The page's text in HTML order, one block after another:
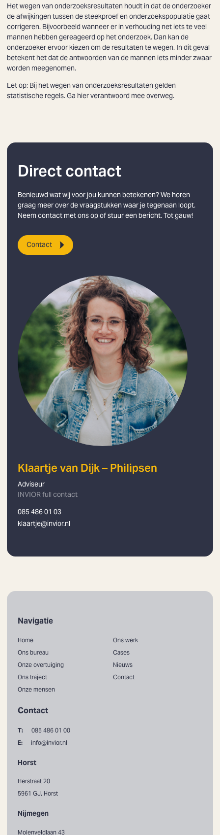
Het wegen van onderzoeksresultaten houdt in dat de onderzoeker
de afwijkingen tussen de steekproef en onderzoekspopulatie gaat
corrigeren. Bijvoorbeeld wanneer er in verhouding net iets te veel
mannen hebben gereageerd op het onderzoek. Dan kan de
onderzoeker ervoor kiezen om de resultaten te wegen. In dit geval
betekent het dat de antwoorden van de mannen iets minder zwaar
worden meegenomen.
Let op: Bij het wegen van onderzoeksresultaten gelden
statistische regels. Ga hier verantwoord mee overweg.
Direct contact
Benieuwd wat wij voor jou kunnen betekenen? We horen
graag meer over de vraagstukken waar je tegenaan loopt.
Neem contact met ons op of stuur een bericht. Tot gauw!
Contact
Klaartje van Dijk – Philipsen
Adviseur
INVIOR full contact
085 486 01 03
klaartje@invior.nl
Navigatie
Home
Ons bureau
Onze overtuiging
Ons traject
Onze mensen
Ons werk
Cases
Nieuws
Contact
Contact
T:
085 486 01 00
E:
info@invior.nl
Horst
Herstraat 20
5961 GJ, Horst
Nijmegen
Molenveldlaan 43
Zoeken